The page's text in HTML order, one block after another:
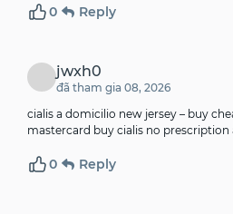
0 Reply
jwxh0
đã tham gia 08, 2026
cialis a domicilio new jersey – buy
mastercard buy cialis no prescription
0 Reply